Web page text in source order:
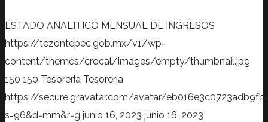
ESTADO ANALITICO MENSUAL DE INGRESOS
https://tezontepec.gob.mx/v1/wp-
content/themes/crocal/images/empty/thumbnail.jpg
150 150 Tesoreria Tesoreria
https://secure.gravatar.com/avatar/
s=96&d=mm&r=g junio 16, 2023 junio 16, 2023